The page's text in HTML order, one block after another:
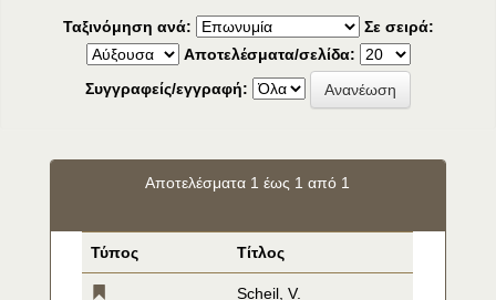
Ταξινόμηση ανά:
Σε σειρά:
Αποτελέσματα/σελίδα:
Συγγραφείς/εγγραφή:
Αποτελέσματα 1 έως 1 από 1
Τύπος Τίτλος
Scheil, V.